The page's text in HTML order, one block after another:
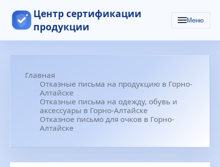
Центр сертификации
продукции
Меню
Главная
Отказные письма на продукцию в Горно-
Алтайске
Отказные письма на одежду, обувь и
аксессуары в Горно-Алтайске
Отказное письмо для очков в Горно-
Алтайске